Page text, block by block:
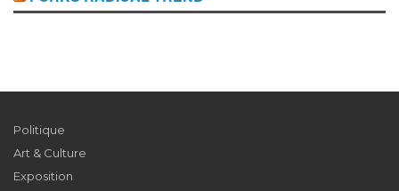
Politique
Art & Culture
Exposition